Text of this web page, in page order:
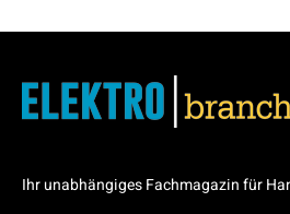
Ihr unabhängiges Fachmagazin für